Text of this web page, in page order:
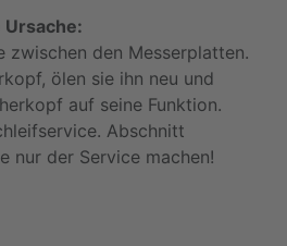
Ursache:
zwischen den Messerplatten.
ölen sie ihn neu und
auf seine Funktion.
Abschnitt
nur der Service machen!